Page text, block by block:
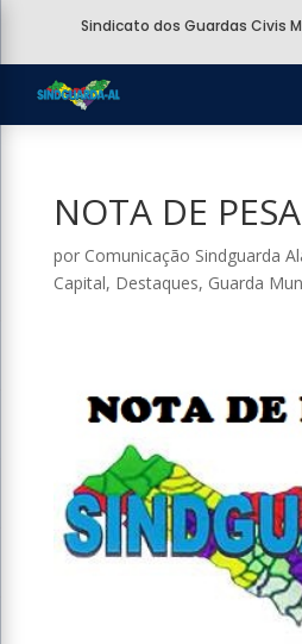
Sindicato dos Guardas Civis
NOTA DE
por Comunicação Sindguarda
Capital, Destaques, Guarda